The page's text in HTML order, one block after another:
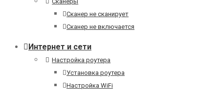
Сканер не сканирует
Сканер не включается
Интернет и сети
Настройка роутера
Установка роутера
Настройка WiFi